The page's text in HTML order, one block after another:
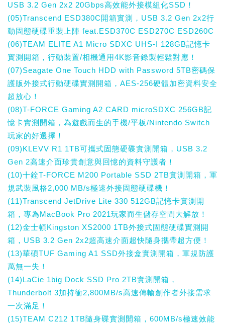
USB 3.2 Gen 2x2 20Gbps高效能外接模組化SSD！
(05)Transcend ESD380C開箱實測，USB 3.2 Gen 2x2行
動固態硬碟重裝上陣 feat.ESD370C ESD270C ESD260C
(06)TEAM ELITE A1 Micro SDXC UHS-I 128GB記憶卡
實測開箱，行動裝置/相機通用4K影音錄製輕鬆對應！
(07)Seagate One Touch HDD with Password 5TB密碼保
護版外接式行動硬碟實測開箱，AES-256硬體加密資料安全
超放心！
(08)T-FORCE Gaming A2 CARD microSDXC 256GB記
憶卡實測開箱，為遊戲而生的手機/平板/Nintendo Switch
玩家的好選擇！
(09)KLEVV R1 1TB可攜式固態硬碟實測開箱，USB 3.2
Gen 2高速介面珍貴創意與回憶的資料守護者！
(10)十銓T-FORCE M200 Portable SSD 2TB實測開箱，軍
規武裝風格2,000 MB/s極速外接固態硬碟機！
(11)Transcend JetDrive Lite 330 512GB記憶卡實測開
箱，專為MacBook Pro 2021玩家而生儲存空間大解放！
(12)金士頓Kingston XS2000 1TB外接式固態硬碟實測開
箱，USB 3.2 Gen 2x2超高速介面超快隨身攜帶超方便！
(13)華碩TUF Gaming A1 SSD外接盒實測開箱，軍規防護
萬無一失！
(14)LaCie 1big Dock SSD Pro 2TB實測開箱，
Thunderbolt 3加持衝2,800MB/s高速傳輸創作者外接需求
一次滿足！
(15)TEAM C212 1TB隨身碟實測開箱，600MB/s極速效能